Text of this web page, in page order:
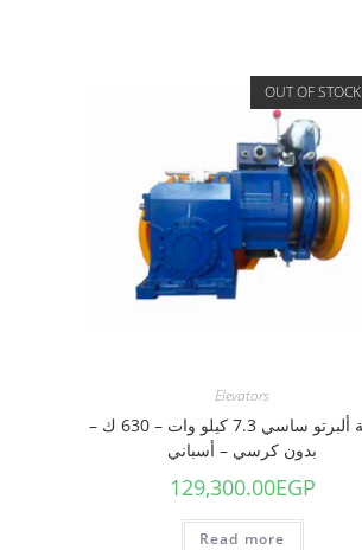
OUT OF STOCK
Elevators
ماكينة ألبرتو ساسي 7.3 كيلو وات – 630 ك –
بدون كرسي – أسباني
129,300.00EGP
Read more